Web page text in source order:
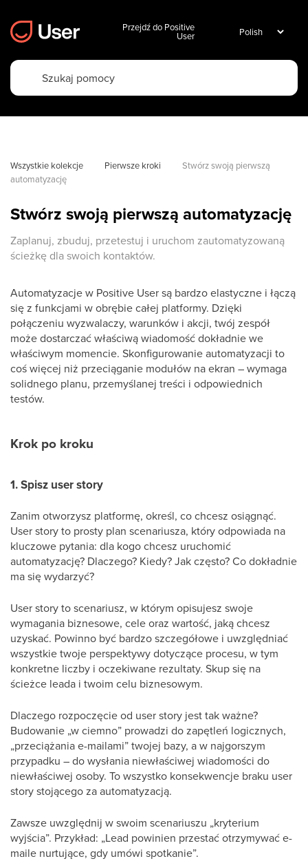
Przejdź do Positive
User
Wszystkie kolekcje Pierwsze kroki
Stwórz swoją pierwszą
automatyzację
Stwórz swoją pierwszą automatyzację
Zaplanuj, zbuduj, przetestuj i uruchom zautomatyzowaną
ścieżkę dla swoich kontaktów.
Automatyzacje w Positive User są bardzo elastyczne i łączą
się z funkcjami w obrębie całej platformy. Dzięki
połączeniu wyzwalaczy, warunków i akcji, twój zespół
może dostarczać właściwą wiadomość dokładnie we
właściwym momencie. Skonfigurowanie automatyzacji to
coś więcej niż przeciąganie modułów na ekran – wymaga
solidnego planu, przemyślanej treści i odpowiednich
testów.
Krok po kroku
1. Spisz user story
Zanim otworzysz platformę, określ, co chcesz osiągnąć.
User story to prosty plan scenariusza, który odpowiada na
kluczowe pytania: dla kogo chcesz uruchomić
automatyzację? Dlaczego? Kiedy? Jak często? Co dokładnie
ma się wydarzyć?
User story to scenariusz, w którym opisujesz swoje
wymagania biznesowe, cele oraz wartość, jaką chcesz
uzyskać. Powinno być bardzo szczegółowe i uwzględniać
wszystkie twoje perspektywy dotyczące procesu, w tym
konkretne liczby i oczekiwane rezultaty. Skup się na
ścieżce leada i twoim celu biznesowym.
Dlaczego rozpoczęcie od user story jest tak ważne?
Budowanie „w ciemno” prowadzi do zapętleń logicznych,
„przeciążania e-mailami” twojej bazy, a w najgorszym
przypadku – do wysłania niewłaściwej wiadomości do
niewłaściwej osoby. To wszystko konsekwencje braku user
story stojącego za automatyzacją.
Zawsze uwzględnij w swoim scenariuszu „kryterium
wyjścia”. Przykład: „Lead powinien przestać otrzymywać e-
maile nurtujące, gdy umówi spotkanie”.